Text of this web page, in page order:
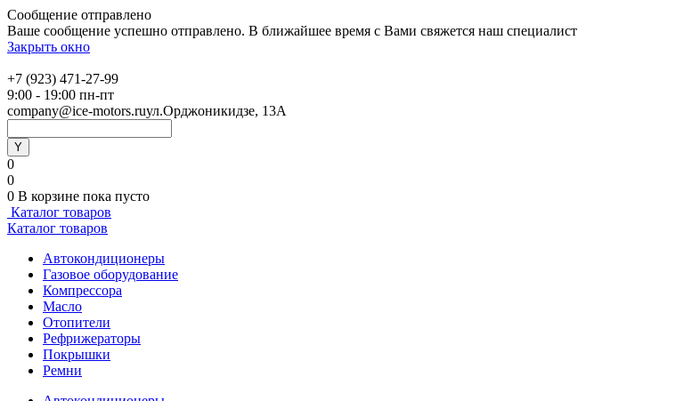
Сообщение отправлено
Ваше сообщение успешно отправлено. В ближайшее время с Вами свяжется наш специалист
Закрыть окно
+7 (923) 471-27-99
9:00 - 19:00 пн-пт
company@ice-motors.ruул.Орджоникидзе, 13А
0
0
0 В корзине пока пусто
Каталог товаров
Каталог товаров
Автокондиционеры
Газовое оборудование
Компрессора
Масло
Отопители
Рефрижераторы
Покрышки
Ремни